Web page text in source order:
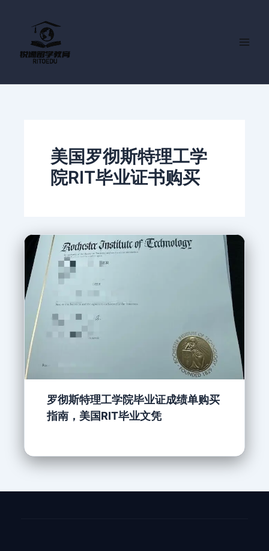
美国罗彻斯特理工学
院RIT毕业证书购买
罗彻斯特理工学院毕业证成绩单购买
指南，美国RIT毕业文凭